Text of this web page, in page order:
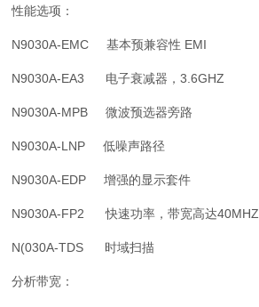
性能选项：
N9030A-EMC 基本预兼容性 EMI
N9030A-EA3 电子衰减器，3.6GHZ
N9030A-MPB 微波预选器旁路
N9030A-LNP 低噪声路径
N9030A-EDP 增强的显示套件
N9030A-FP2 快速功率，带宽高达40MHZ
N(030A-TDS 时域扫描
分析带宽：